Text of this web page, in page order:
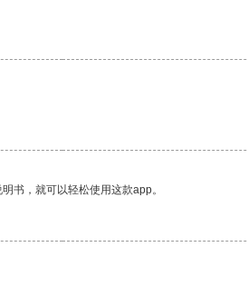
书，就可以轻松使用这款app。